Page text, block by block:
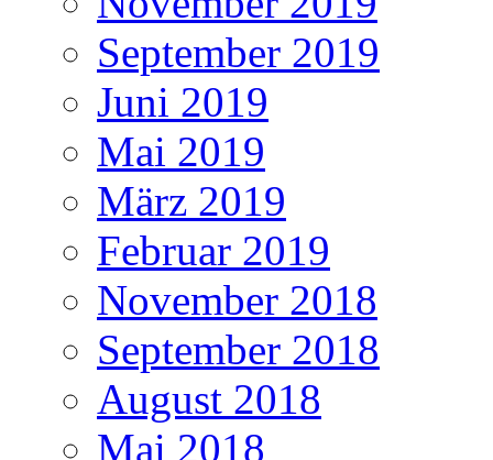
September 2019
Juni 2019
Mai 2019
März 2019
Februar 2019
November 2018
September 2018
August 2018
Mai 2018